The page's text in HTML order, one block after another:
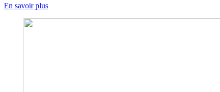
En savoir plus